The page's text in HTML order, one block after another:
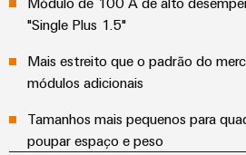
"Single Plus 1.5"
Mais estreito que o padrão do
módulos adicionais
Tamanhos mais pequenos para
poupar espaço e peso